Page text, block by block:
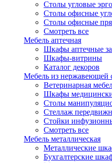
Столы угловые
Столы офисные
Столы офисные
Смотреть все
Мебель аптечная
Шкафы аптечные
Шкафы-витрины
Каталог декоров
Мебель из нержавеющей
Ветеринарная
Шкафы
Столы
Стеллаж
Стойки
Смотреть все
Мебель металлическая
Металлические
Бухгалтерские